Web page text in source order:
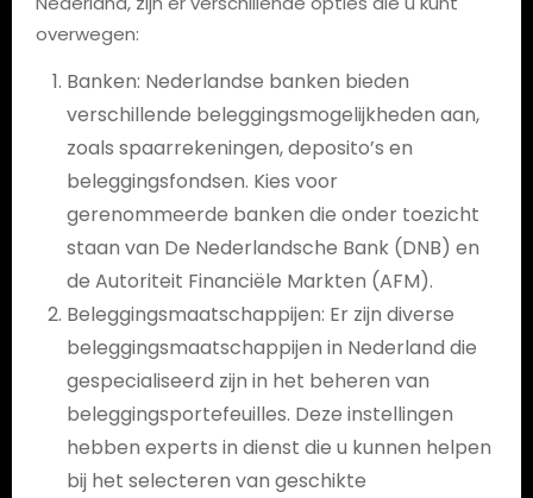
overwegen:
Banken: Nederlandse banken bieden
verschillende beleggingsmogelijkheden aan,
zoals spaarrekeningen, deposito’s en
beleggingsfondsen. Kies voor
gerenommeerde banken die onder toezicht
staan van De Nederlandsche Bank (DNB) en
de Autoriteit Financiële Markten (AFM).
Beleggingsmaatschappijen: Er zijn diverse
beleggingsmaatschappijen in Nederland die
gespecialiseerd zijn in het beheren van
beleggingsportefeuilles. Deze instellingen
hebben experts in dienst die u kunnen helpen
bij het selecteren van geschikte